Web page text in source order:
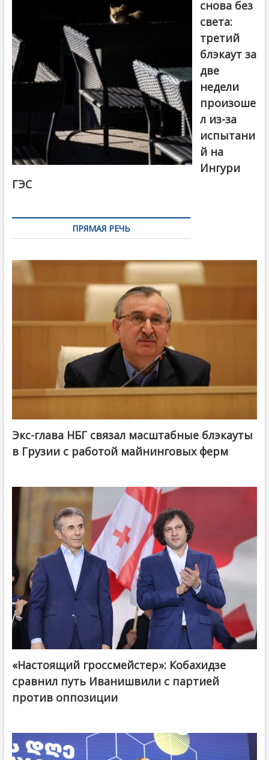
снова без
света:
третий
блэкаут за
две
недели
произоше
л из-за
испытани
й на
Ингури
ГЭС
ПРЯМАЯ РЕЧЬ
Экс-глава НБГ связал масштабные блэкауты
в Грузии с работой майнинговых ферм
@ქართული ოცნება / Georgian Dream
«Настоящий гроссмейстер»: Кобахидзе
сравнил путь Иванишвили с партией
против оппозиции